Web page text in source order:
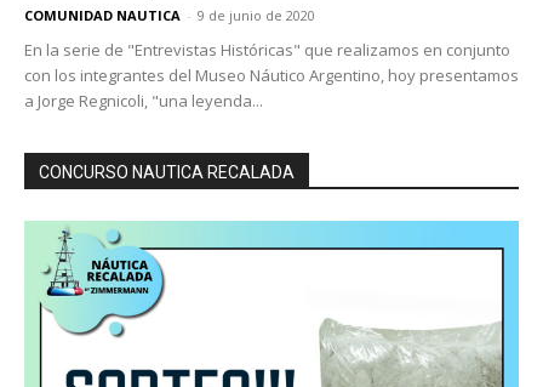
COMUNIDAD NAUTICA - 9 de junio de 2020
En la serie de "Entrevistas Históricas" que realizamos en conjunto
con los integrantes del Museo Náutico Argentino, hoy presentamos
a Jorge Regnicoli, "una leyenda...
CONCURSO NAUTICA RECALADA